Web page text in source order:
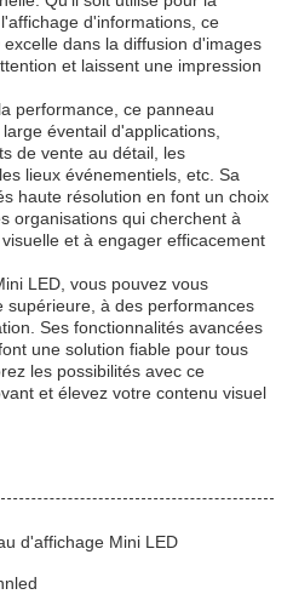
d'informations, ce
dans la diffusion d'images
et laissent une impression
performance, ce panneau
éventail d'applications,
de vente au détail, les
lieux événementiels, etc. Sa
haute résolution en font un choix
organisations qui cherchent à
et à engager efficacement
LED, vous pouvez vous
à des performances
Ses fonctionnalités avancées
une solution fiable pour tous
les possibilités avec ce
et élevez votre contenu visuel
d'affichage Mini LED